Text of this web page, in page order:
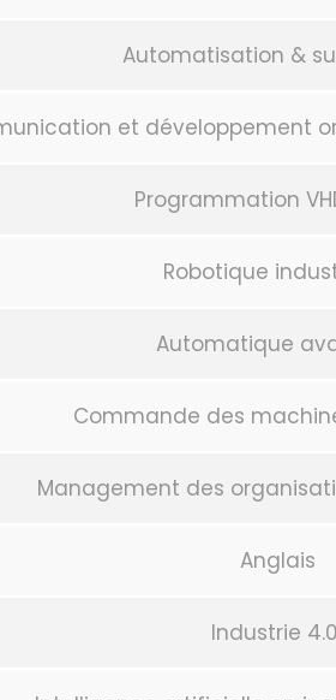
Automatisation &
et développement
Programmation
Robotique
Automatique
Commande des
Management des
Anglais
Industrie 4.0